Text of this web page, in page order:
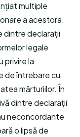
multiple
a acestora.
dintre declarații
legale
privire la
de întrebare cu
mărturiilor. În
dintre declarații
neconcordante
o lipsă de